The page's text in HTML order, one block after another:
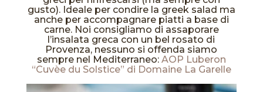
gusto). Ideale per condire la greek salad ma
anche per accompagnare piatti a base di
carne. Noi consigliamo di assaporare
l’insalata greca con un bel rosato di
Provenza, nessuno si offenda siamo
sempre nel Mediterraneo: AOP Luberon
“Cuvèe du Solstice” di Domaine La Garelle